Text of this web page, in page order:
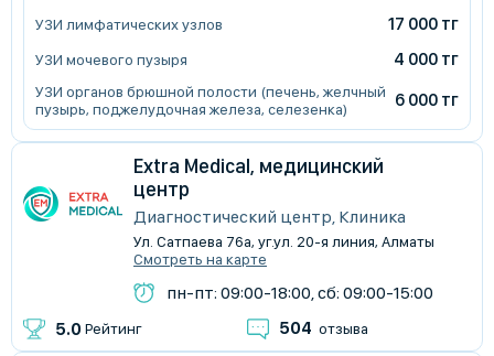
УЗИ лимфатических узлов 17 000 тг
УЗИ мочевого пузыря 4 000 тг
УЗИ органов брюшной полости (печень, желчный
пузырь, поджелудочная железа, селезенка)
6 000 тг
Extra Medical, медицинский
центр
Диагностический центр, Клиника
Ул. Сатпаева 76а, уг.ул. 20-я линия, Алматы
Смотреть на карте
пн-пт: 09:00-18:00, сб: 09:00-15:00
5.0 Рейтинг 504 отзыва